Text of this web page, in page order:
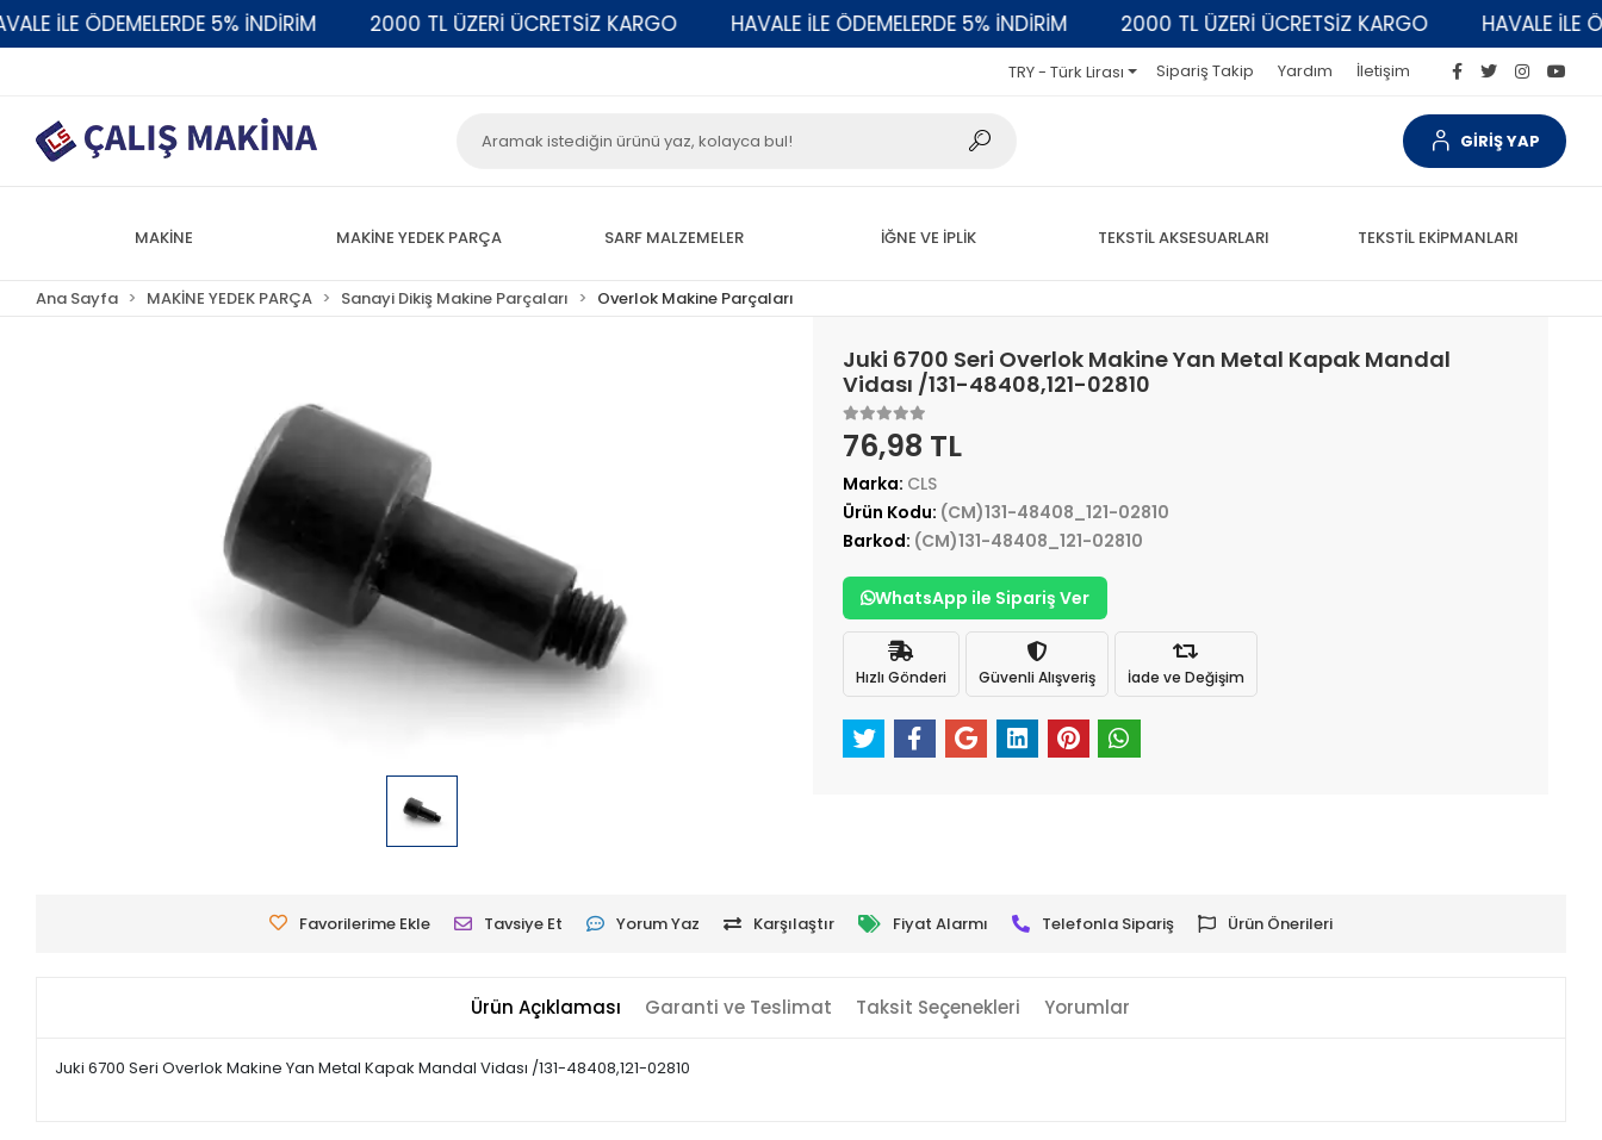
İLE ÖDEMELERDE 5% İNDİRİM 2000 TL ÜZERİ ÜCRETSİZ KARGO HAVALE İLE ÖDEMELERDE 5% İNDİRİM 2000 TL ÜZERİ ÜCRETSİZ KARGO HAVALE İLE
TRY - Türk Lirası Sipariş Takip Yardım İletişim
GİRİŞ YAP
MAKİNE MAKİNE YEDEK PARÇA SARF MALZEMELER İĞNE VE İPLİK TEKSTİL AKSESUARLARI TEKSTİL EKİPMANLARI
Ana Sayfa MAKİNE YEDEK PARÇA Sanayi Dikiş Makine Parçaları Overlok Makine Parçaları
Juki 6700 Seri Overlok Makine Yan Metal Kapak Mandal
Vidası /131-48408,121-02810
76,98 TL
Marka: CLS
Ürün Kodu: (CM)131-48408_121-02810
Barkod: (CM)131-48408_121-02810
WhatsApp ile Sipariş Ver
Hızlı Gönderi Güvenli Alışveriş İade ve Değişim
Favorilerime Ekle Tavsiye Et Yorum Yaz Karşılaştır Fiyat Alarmı Telefonla Sipariş Ürün Önerileri
Ürün Açıklaması Garanti ve Teslimat Taksit Seçenekleri Yorumlar
Juki 6700 Seri Overlok Makine Yan Metal Kapak Mandal Vidası /131-48408,121-02810